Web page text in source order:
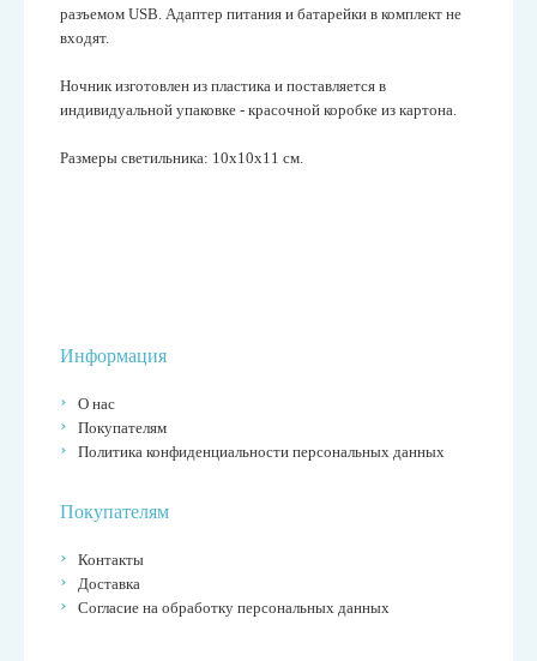
разъемом USB. Адаптер питания и батарейки в комплект не
входят.
Ночник изготовлен из пластика и поставляется в
индивидуальной упаковке - красочной коробке из картона.
Размеры светильника: 10х10х11 см.
Информация
О нас
Покупателям
Политика конфиденциальности персональных данных
Покупателям
Контакты
Доставка
Согласие на обработку персональных данных